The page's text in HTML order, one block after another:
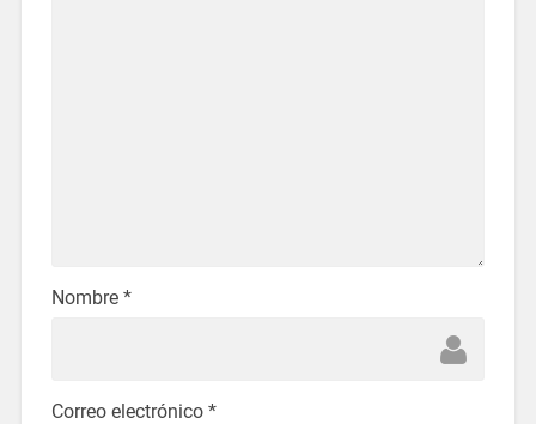
Nombre *
Correo electrónico *